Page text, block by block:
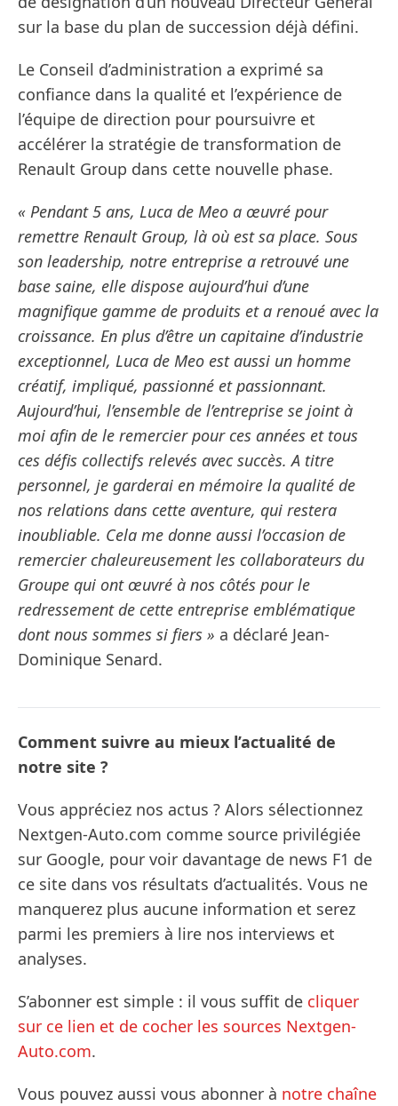
sur la base du plan de succession déjà défini.
Le Conseil d’administration a exprimé sa
confiance dans la qualité et l’expérience de
l’équipe de direction pour poursuivre et
accélérer la stratégie de transformation de
Renault Group dans cette nouvelle phase.
« Pendant 5 ans, Luca de Meo a œuvré pour
remettre Renault Group, là où est sa place. Sous
son leadership, notre entreprise a retrouvé une
base saine, elle dispose aujourd’hui d’une
magnifique gamme de produits et a renoué avec la
croissance. En plus d’être un capitaine d’industrie
exceptionnel, Luca de Meo est aussi un homme
créatif, impliqué, passionné et passionnant.
Aujourd’hui, l’ensemble de l’entreprise se joint à
moi afin de le remercier pour ces années et tous
ces défis collectifs relevés avec succès. A titre
personnel, je garderai en mémoire la qualité de
nos relations dans cette aventure, qui restera
inoubliable. Cela me donne aussi l’occasion de
remercier chaleureusement les collaborateurs du
Groupe qui ont œuvré à nos côtés pour le
redressement de cette entreprise emblématique
dont nous sommes si fiers » a déclaré Jean-
Dominique Senard.
Comment suivre au mieux l’actualité de
notre site ?
Vous appréciez nos actus ? Alors sélectionnez
Nextgen-Auto.com comme source privilégiée
sur Google, pour voir davantage de news F1 de
ce site dans vos résultats d’actualités. Vous ne
manquerez plus aucune information et serez
parmi les premiers à lire nos interviews et
analyses.
S’abonner est simple : il vous suffit de cliquer
sur ce lien et de cocher les sources Nextgen-
Auto.com.
Vous pouvez aussi vous abonner à notre chaîne